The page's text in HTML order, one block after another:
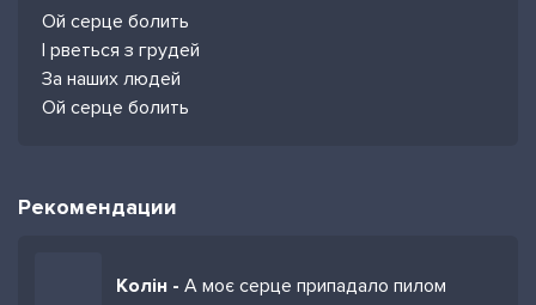
Ой серце болить
І рветься з грудей
За наших людей
Ой серце болить
Рекомендации
Колін - А моє серце припадало пилом